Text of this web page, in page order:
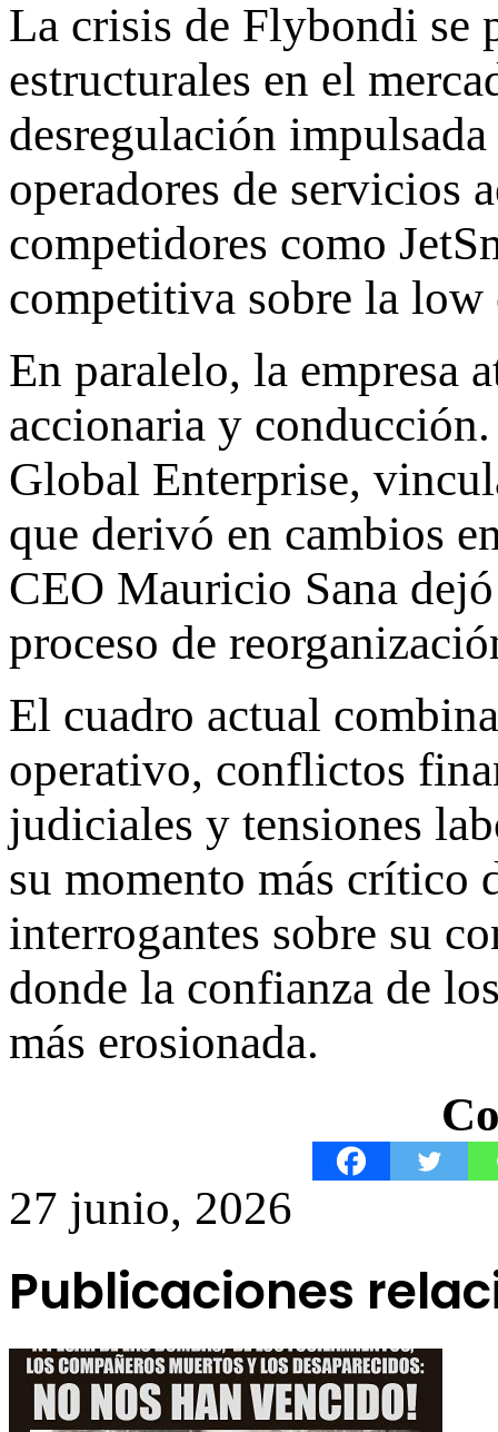
La crisis de Flybondi se
estructurales en el
desregulación
operadores de servicios
competidores como
competitiva sobre la low
En paralelo, la empresa
accionaria y
Global Enterprise,
que derivó en cambios
CEO Mauricio Sana
proceso de
El cuadro actual
operativo, conflictos
judiciales y tensiones
su momento más crítico
interrogantes sobre su
donde la confianza de
más erosionada.
27 junio, 2026
Publicaciones